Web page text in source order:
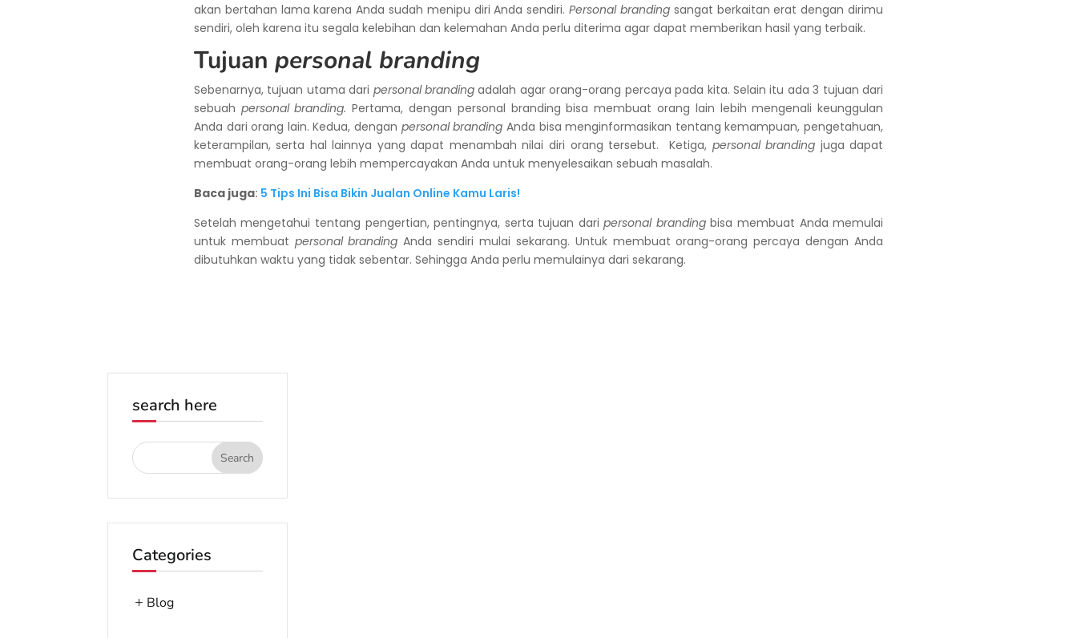
akan bertahan lama karena Anda sudah menipu diri Anda sendiri.Personal brandingsangat berkaitan erat dengan dirimu
sendiri, oleh karena itu segala kelebihan dan kelemahan Anda perlu diterima agar dapat memberikan hasil yang terbaik.
Tujuan personal branding
Sebenarnya, tujuan utama dari personal branding adalah agar orang-orang percaya pada kita. Selain itu ada 3 tujuan dari
sebuah personal branding. Pertama, dengan personal branding bisa membuat orang lain lebih mengenali keunggulan
Anda dari orang lain. Kedua, dengan personal branding Anda bisa menginformasikan tentang kemampuan, pengetahuan,
keterampilan, serta hal lainnya yang dapat menambah nilai diri orang tersebut. Ketiga, personal branding juga dapat
membuat orang-orang lebih mempercayakan Anda untuk menyelesaikan sebuah masalah.
Baca juga: 5 Tips Ini Bisa Bikin Jualan Online Kamu Laris!
Setelah mengetahui tentang pengertian, pentingnya, serta tujuan daripersonal brandingbisa membuat Anda memulai
untuk membuat personal branding Anda sendiri mulai sekarang. Untuk membuat orang-orang percaya dengan Anda
dibutuhkan waktu yang tidak sebentar. Sehingga Anda perlu memulainya dari sekarang.
search here
Categories
Blog